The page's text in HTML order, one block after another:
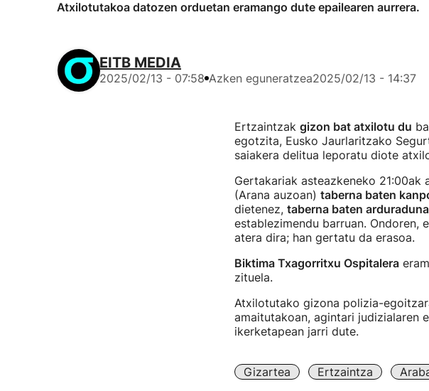
Atxilotutakoa datozen orduetan eramango dute epailearen aurrera.
EITB MEDIA
2025/02/13 - 07:58 Azken eguneratzea2025/02/13 - 14:37
Ertzaintzak gizon bat atxilotu du
egotzita, Eusko Jaurlaritzako
saiakera delitua leporatu diote
Gertakariak asteazkeneko 21:00ak
(Arana auzoan) taberna baten
dietenez, taberna baten arduraduna
establezimendu barruan. Ondoren,
atera dira; han gertatu da erasoa.
Biktima Txagorritxu Ospitalera
zituela.
Atxilotutako gizona polizia-
amaitutakoan, agintari judizialaren
ikerketapean jarri dute.
Gizartea Ertzaintza